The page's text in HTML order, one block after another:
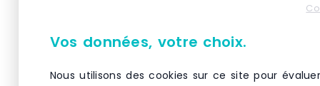
Vos données, votre choix.
Nous utilisons des cookies sur ce site pour